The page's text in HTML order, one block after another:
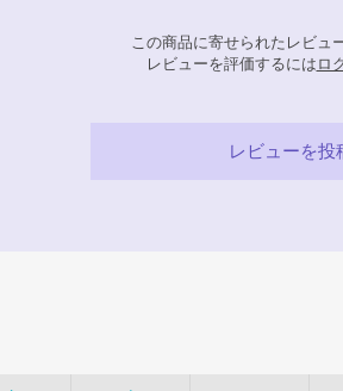
この商品に寄せられたレビュ
レビューを評価するには ロ
レビューを投